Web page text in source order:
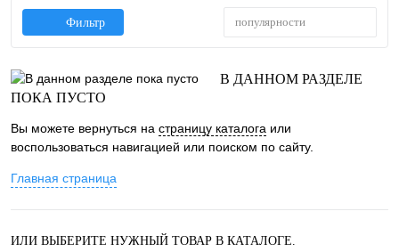
Фильтр популярности
В ДАННОМ РАЗДЕЛЕ
ПОКА ПУСТО
Вы можете вернуться на страницу каталога или
воспользоваться навигацией или поиском по сайту.
Главная страница
ИЛИ ВЫБЕРИТЕ НУЖНЫЙ ТОВАР В КАТАЛОГЕ.